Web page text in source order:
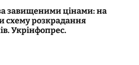
завищеними цінами: на
схему розкрадання
Укрінфопрес.